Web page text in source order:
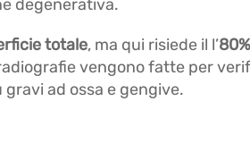
degenerativa.
totale, ma qui risiede il l’
vengono fatte per
ad ossa e gengive.